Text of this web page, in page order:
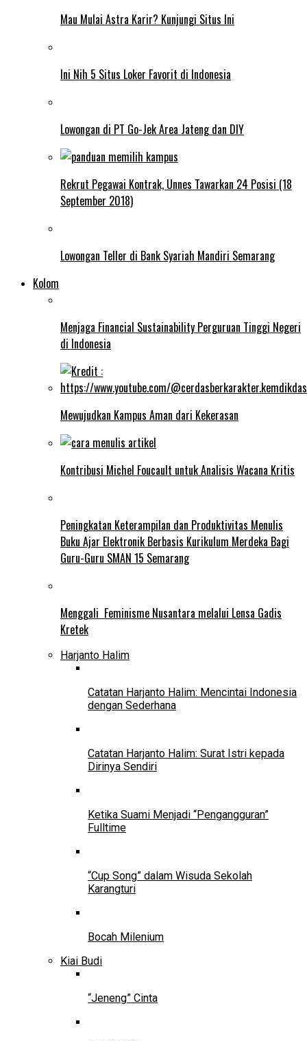
Mau Mulai Astra Karir? Kunjungi Situs Ini
Ini Nih 5 Situs Loker Favorit di Indonesia
Lowongan di PT Go-Jek Area Jateng dan DIY
Rekrut Pegawai Kontrak, Unnes Tawarkan 24 Posisi (18
September 2018)
Lowongan Teller di Bank Syariah Mandiri Semarang
Kolom
Menjaga Financial Sustainability Perguruan Tinggi Negeri
di Indonesia
Mewujudkan Kampus Aman dari Kekerasan
Kontribusi Michel Foucault untuk Analisis Wacana Kritis
Peningkatan Keterampilan dan Produktivitas Menulis
Buku Ajar Elektronik Berbasis Kurikulum Merdeka Bagi
Guru-Guru SMAN 15 Semarang
Menggali Feminisme Nusantara melalui Lensa Gadis
Kretek
Harjanto Halim
Catatan Harjanto Halim: Mencintai Indonesia
dengan Sederhana
Catatan Harjanto Halim: Surat Istri kepada
Dirinya Sendiri
Ketika Suami Menjadi “Pengangguran”
Fulltime
“Cup Song” dalam Wisuda Sekolah
Karangturi
Bocah Milenium
Kiai Budi
“Jeneng” Cinta